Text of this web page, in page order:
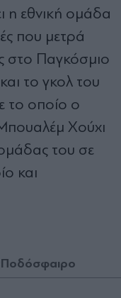
η εθνική ομάδα
που μετρά
στο Παγκόσμιο
το γκολ του
το οποίο ο
Χούχι
του σε
και